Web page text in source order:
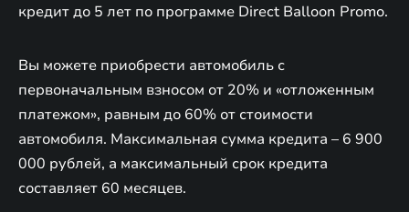
кредит до 5 лет по программе Direct Balloon Promo.
Вы можете приобрести автомобиль с
первоначальным взносом от 20% и «отложенным
платежом», равным до 60% от стоимости
автомобиля. Максимальная сумма кредита – 6 900
000 рублей, а максимальный срок кредита
составляет 60 месяцев.